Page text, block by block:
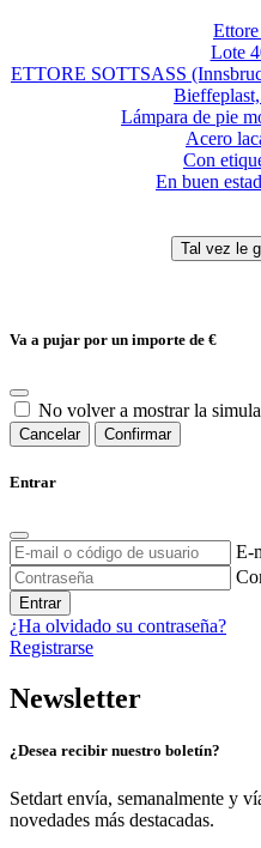
Ettore
Lote
ETTORE SOTTSASS
Lámpara de pie
Acero
Con
En buen
Va a pujar por un importe de €
No volver a mostrar la
Cancelar Confirmar
Entrar
E-
Entrar
¿Ha olvidado su contraseña?
Registrarse
Newsletter
¿Desea recibir nuestro boletín?
Setdart envía, semanalmente y
novedades más destacadas.